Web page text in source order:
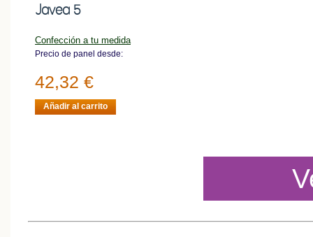
Javea 5
Confección a tu medida
Precio de panel desde:
42,32 €
Añadir al carrito